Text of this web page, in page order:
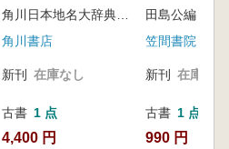
角川書店
新刊 在庫なし
古書 1 点
4,400 円
田島公編
笠間書院
新刊 在庫なし
古書 1 点
990 円